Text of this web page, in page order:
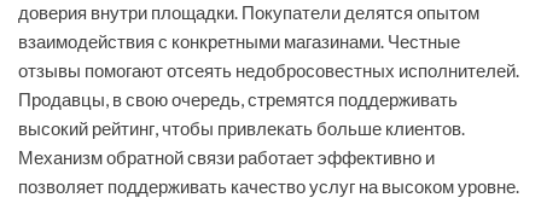
доверия внутри площадки. Покупатели делятся опытом
взаимодействия с конкретными магазинами. Честные
отзывы помогают отсеять недобросовестных исполнителей.
Продавцы, в свою очередь, стремятся поддерживать
высокий рейтинг, чтобы привлекать больше клиентов.
Механизм обратной связи работает эффективно и
позволяет поддерживать качество услуг на высоком уровне.